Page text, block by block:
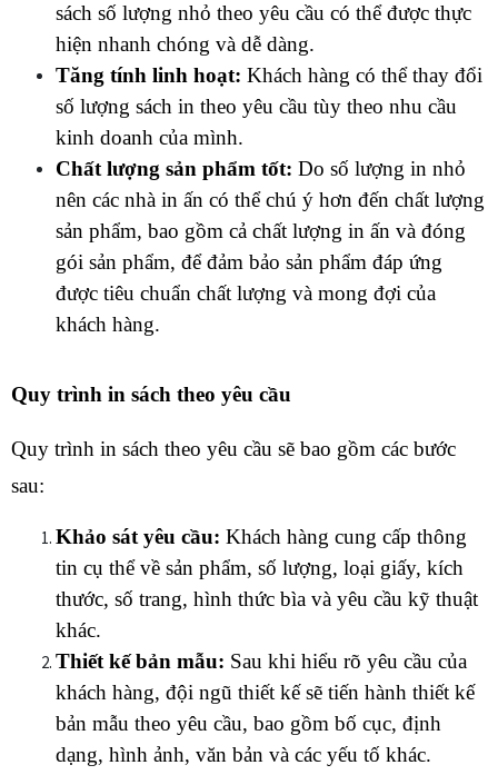
sách số lượng nhỏ theo yêu cầu có thể được thực
hiện nhanh chóng và dễ dàng.
Tăng tính linh hoạt: Khách hàng có thể thay đổi
số lượng sách in theo yêu cầu tùy theo nhu cầu
kinh doanh của mình.
Chất lượng sản phẩm tốt: Do số lượng in nhỏ
nên các nhà in ấn có thể chú ý hơn đến chất lượng
sản phẩm, bao gồm cả chất lượng in ấn và đóng
gói sản phẩm, để đảm bảo sản phẩm đáp ứng
được tiêu chuẩn chất lượng và mong đợi của
khách hàng.
Quy trình in sách theo yêu cầu
Quy trình in sách theo yêu cầu sẽ bao gồm các bước
sau:
Khảo sát yêu cầu: Khách hàng cung cấp thông
tin cụ thể về sản phẩm, số lượng, loại giấy, kích
thước, số trang, hình thức bìa và yêu cầu kỹ thuật
khác.
Thiết kế bản mẫu: Sau khi hiểu rõ yêu cầu của
khách hàng, đội ngũ thiết kế sẽ tiến hành thiết kế
bản mẫu theo yêu cầu, bao gồm bố cục, định
dạng, hình ảnh, văn bản và các yếu tố khác.